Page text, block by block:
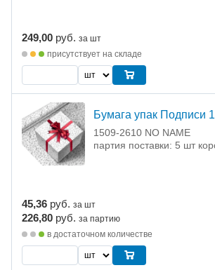
249,00 руб. за шт
присутствует на складе
Бумага упак Подписи
1509-2610 NO NAME
партия поставки: 5 шт
45,36 руб. за шт
226,80 руб. за партию
в достаточном количестве